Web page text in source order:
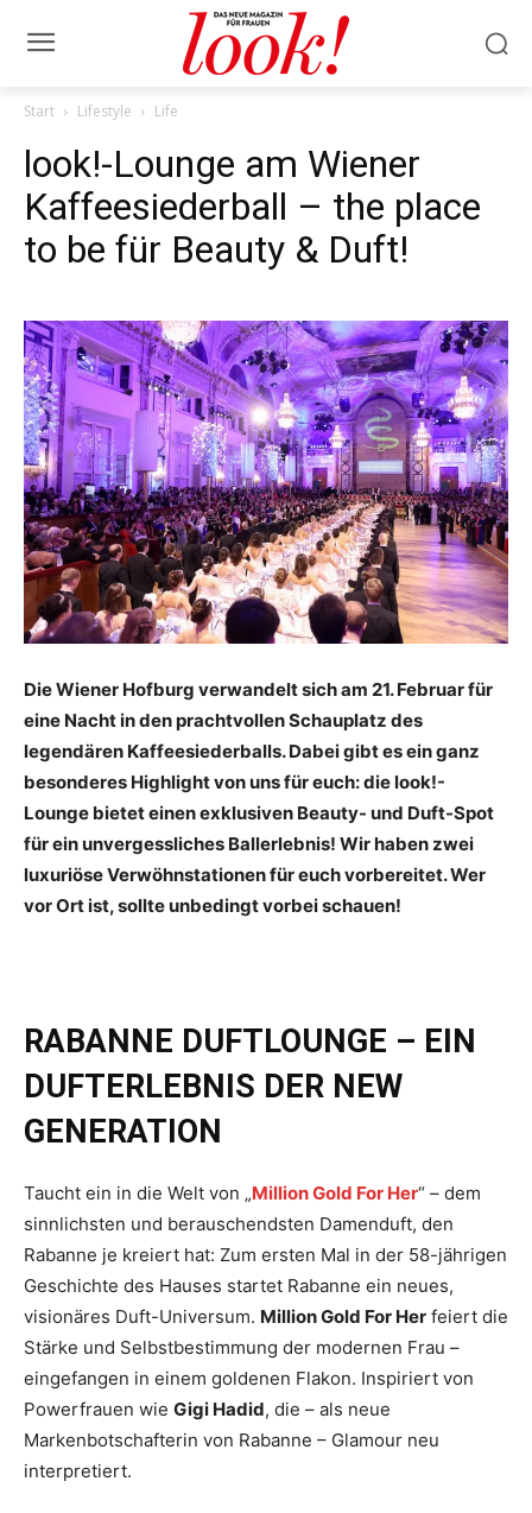
Start Lifestyle Life
look!-Lounge am Wiener
Kaffeesiederball – the place
to be für Beauty & Duft!
Die Wiener Hofburg verwandelt sich am 21. Februar für
eine Nacht in den prachtvollen Schauplatz des
legendären Kaffeesiederballs. Dabei gibt es ein ganz
besonderes Highlight von uns für euch: die look!-
Lounge bietet einen exklusiven Beauty- und Duft-Spot
für ein unvergessliches Ballerlebnis! Wir haben zwei
luxuriöse Verwöhnstationen für euch vorbereitet. Wer
vor Ort ist, sollte unbedingt vorbei schauen!
RABANNE DUFTLOUNGE – EIN
DUFTERLEBNIS DER NEW
GENERATION
Taucht ein in die Welt von „Million Gold For Her“ – dem
sinnlichsten und berauschendsten Damenduft, den
Rabanne je kreiert hat: Zum ersten Mal in der 58-jährigen
Geschichte des Hauses startet Rabanne ein neues,
visionäres Duft-Universum. Million Gold For Her feiert die
Stärke und Selbstbestimmung der modernen Frau –
eingefangen in einem goldenen Flakon. Inspiriert von
Powerfrauen wie Gigi Hadid, die – als neue
Markenbotschafterin von Rabanne – Glamour neu
interpretiert.